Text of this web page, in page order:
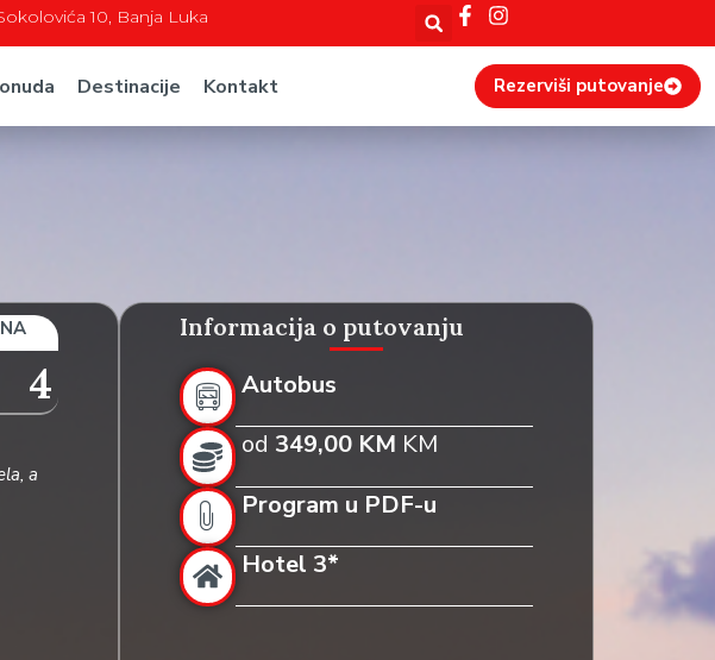
10, Banja Luka
Destinacije Kontakt Rezerviši putovanje
4
a
Informacija o putovanju
Autobus
od 349,00 KM KM
Program u PDF-u
Hotel 3*